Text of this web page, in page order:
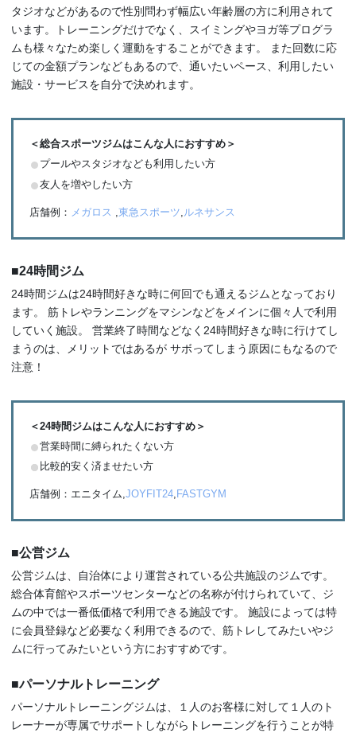
タジオなどがあるので性別問わず幅広い年齢層の方に利用されて
います。トレーニングだけでなく、スイミングやヨガ等プログラ
ムも様々なため楽しく運動をすることができます。 また回数に応
じての金額プランなどもあるので、通いたいペース、利用したい
施設・サービスを自分で決めれます。
＜総合スポーツジムはこんな人におすすめ＞
プールやスタジオなども利用したい方
友人を増やしたい方
店舗例： メガロス ,東急スポーツ ルネサンス
■24時間ジム
24時間ジムは24時間好きな時に何回でも通えるジムとなっており
ます。 筋トレやランニングをマシンなどをメインに個々人で利用
していく施設。 営業終了時間などなく24時間好きな時に行けてし
まうのは、メリットではあるが サボってしまう原因にもなるので
注意！
＜24時間ジムはこんな人におすすめ＞
営業時間に縛られたくない方
比較的安く済ませたい方
店舗例：エニタイム,JOYFIT24, FASTGYM
■公営ジム
公営ジムは、自治体により運営されている公共施設のジムです。
総合体育館やスポーツセンターなどの名称が付けられていて、ジ
ムの中では一番低価格で利用できる施設です。 施設によっては特
に会員登録など必要なく利用できるので、筋トレしてみたいやジ
ムに行ってみたいという方におすすめです。
■パーソナルトレーニング
パーソナルトレーニングジムは、１人のお客様に対して１人のト
レーナーが専属でサポートしながらトレーニングを行うことが特